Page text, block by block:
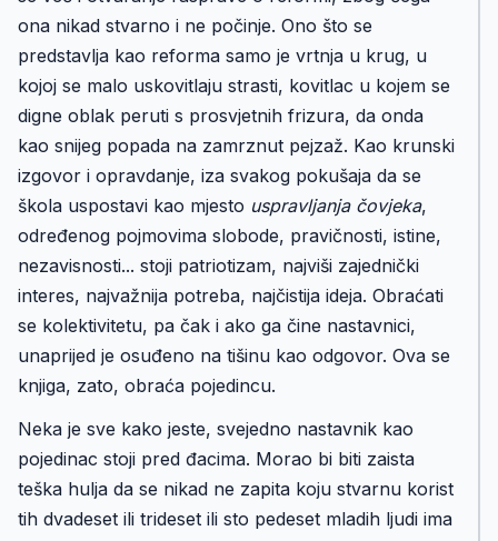
ona nikad stvarno i ne počinje. Ono što se
predstavlja kao reforma samo je vrtnja u krug, u
kojoj se malo uskovitlaju strasti, kovitlac u kojem se
digne oblak peruti s prosvjetnih frizura, da onda
kao snijeg popada na zamrznut pejzaž. Kao krunski
izgovor i opravdanje, iza svakog pokušaja da se
škola uspostavi kao mjesto uspravljanja čovjeka,
određenog pojmovima slobode, pravičnosti, istine,
nezavisnosti... stoji patriotizam, najviši zajednički
interes, najvažnija potreba, najčistija ideja. Obraćati
se kolektivitetu, pa čak i ako ga čine nastavnici,
unaprijed je osuđeno na tišinu kao odgovor. Ova se
knjiga, zato, obraća pojedincu.
Neka je sve kako jeste, svejedno nastavnik kao
pojedinac stoji pred đacima. Morao bi biti zaista
teška hulja da se nikad ne zapita koju stvarnu korist
tih dvadeset ili trideset ili sto pedeset mladih ljudi ima